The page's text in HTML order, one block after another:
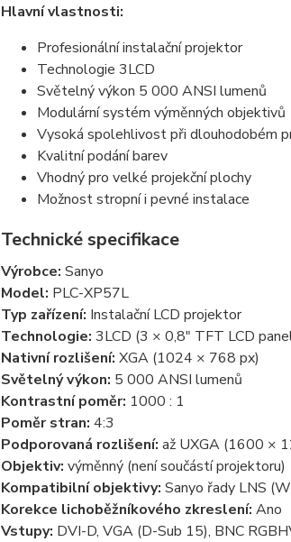
Hlavní vlastnosti:
Profesionální instalační projektor
Technologie 3LCD
Světelný výkon 5 000 ANSI lumenů
Modulární systém výměnných objektivů
Vysoká spolehlivost při dlouhodobém
Kvalitní podání barev
Vhodný pro velké projekční plochy
Možnost stropní i pevné instalace
Technické specifikace
Výrobce: Sanyo
Model: PLC-XP57L
Typ zařízení: Instalační LCD projektor
Technologie: 3LCD (3 × 0,8" TFT LCD
Nativní rozlišení: XGA (1024 × 768 px)
Světelný výkon: 5 000 ANSI lumenů
Kontrastní poměr: 1000 : 1
Poměr stran: 4:3
Podporovaná rozlišení: až UXGA (1600 ×
Objektiv: výměnný (není součástí projektoru)
Kompatibilní objektivy: Sanyo řady LNS
Korekce lichoběžníkového zkreslení: Ano
Vstupy: DVI-D, VGA (D-Sub 15), BNC